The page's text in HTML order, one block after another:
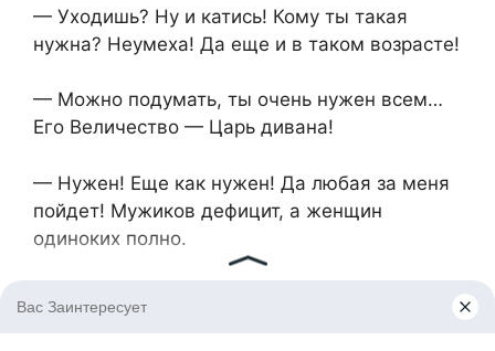
— Уходишь? Ну и катись! Кому ты такая
нужна? Неумеха! Да еще и в таком возрасте!
— Можно подумать, ты очень нужен всем…
Его Величество — Царь дивана!
— Нужен! Еще как нужен! Да любая за меня
пойдет! Мужиков дефицит, а женщин
одиноких полно.
собрала вещи, взяла кота Василия и ушла.